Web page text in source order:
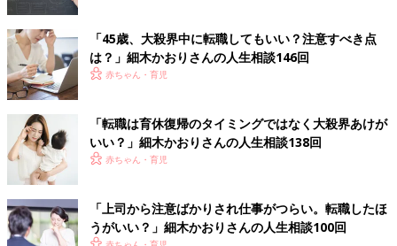
「45歳、大殺界中に転職してもいい？注意すべき点
は？」細木かおりさんの人生相談146回
赤ちゃん・育児
「転職は育休復帰のタイミングではなく大殺界あけが
いい？」細木かおりさんの人生相談138回
赤ちゃん・育児
「上司から注意ばかりされ仕事がつらい。転職したほ
うがいい？」細木かおりさんの人生相談100回